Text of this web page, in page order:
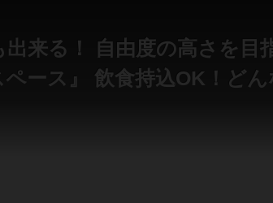
来る！ 自由度の高さを目
ース』 飲食持込OK！ど